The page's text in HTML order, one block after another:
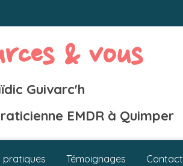
& vous
Guivarc'h
EMDR à Quimper
pratiques Témoignages Contact